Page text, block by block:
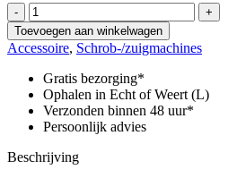
-
Mikrofaserpad,
wit,
356
mm,
5
x
aantal
+
Toevoegen aan winkelwagen
Accessoire, Schrob-/zuigmachines
Gratis bezorging*
Ophalen in Echt of Weert (L)
Verzonden binnen 48 uur*
Persoonlijk advies
Beschrijving